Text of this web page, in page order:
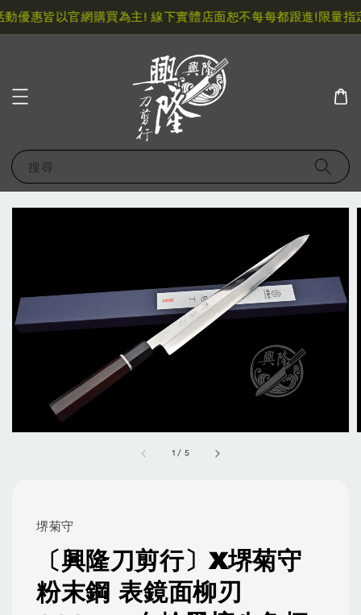
優惠皆以官網購買為主! 線下實體店面恕不每每都跟進!限量指定
搜尋
1 / 5
堺菊守
〔興隆刀剪行〕X堺菊守
粉末鋼 表鏡面柳刃